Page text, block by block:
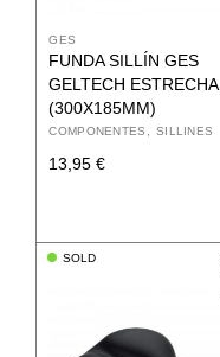
GES
FUNDA SILLÍN GES
GELTECH ESTRECHA
(300X185MM)
COMPONENTES SILLINES
13,95€
SOLD